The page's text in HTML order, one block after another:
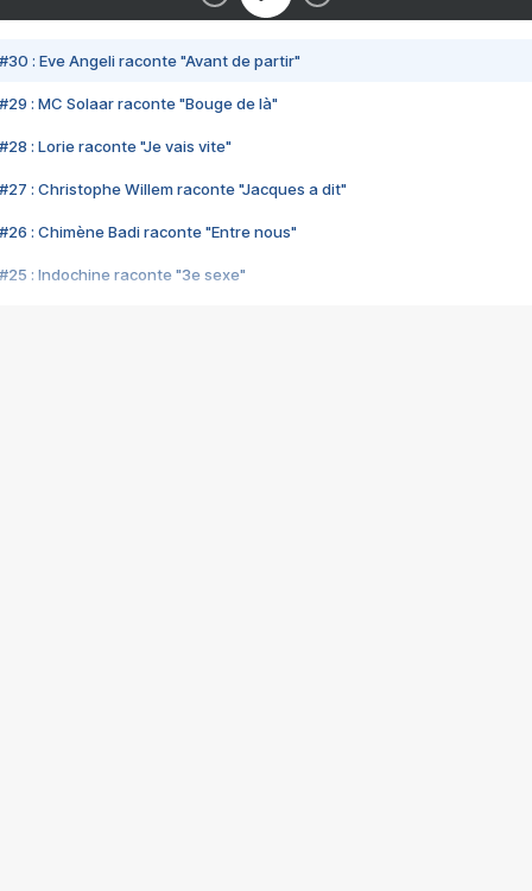
#30 : Eve Angeli raconte "Avant de partir"
#29 : MC Solaar raconte "Bouge de là"
#28 : Lorie raconte "Je vais vite"
#27 : Christophe Willem raconte "Jacques a dit"
#26 : Chimène Badi raconte "Entre nous"
#25 : Indochine raconte "3e sexe"